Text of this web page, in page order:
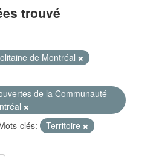
trouvé
de Montréal
de la Communauté
clés:
Territoire